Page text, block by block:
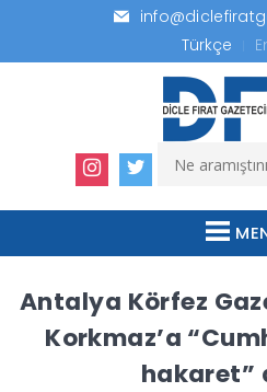
Türkçe
Antalya Körfez
Korkmaz’a
hakaret”